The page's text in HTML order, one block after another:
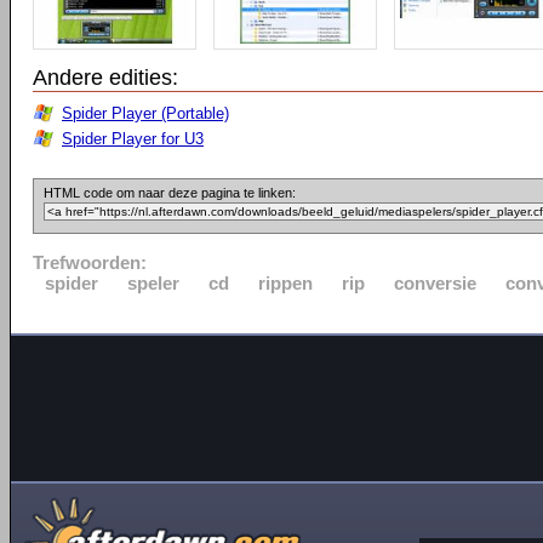
Andere edities:
Spider Player (Portable)
Spider Player for U3
HTML code om naar deze pagina te linken:
Trefwoorden:
spider
speler cd rippen rip conversie